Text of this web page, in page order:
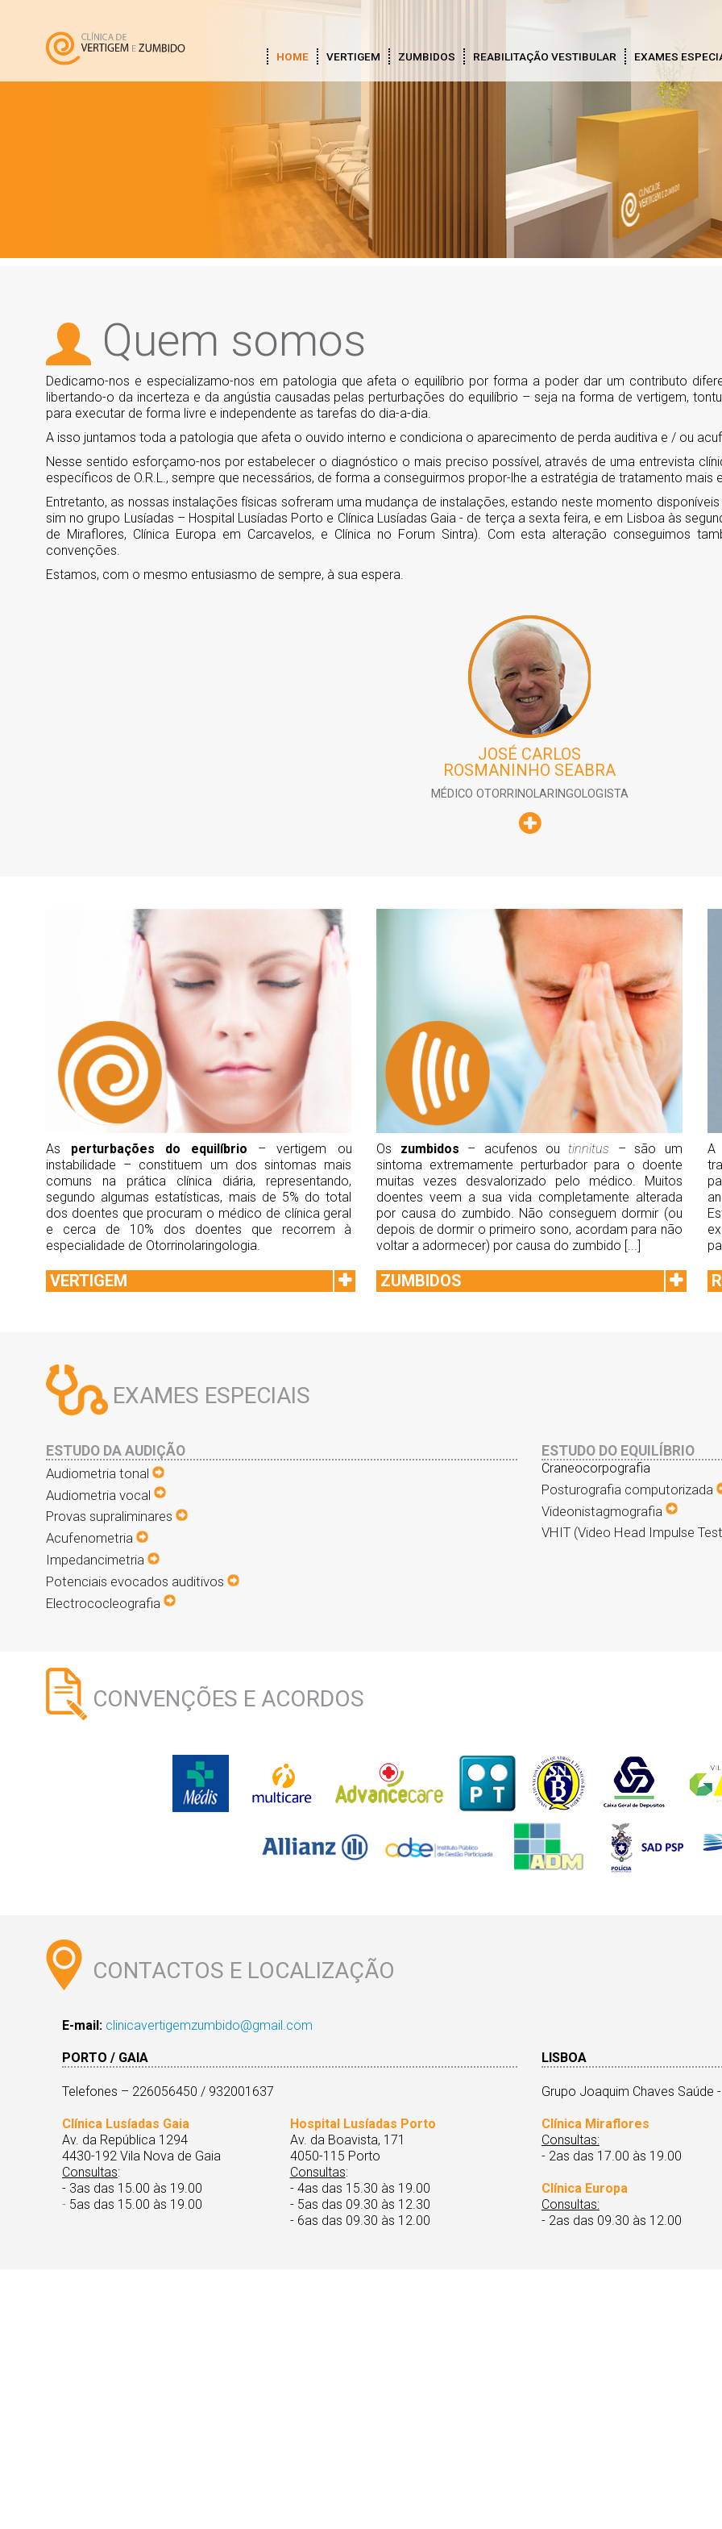
HOME VERTIGEM ZUMBIDOS REABILITAÇÃO VESTIBULAR EXAMES
Quem somos
Dedicamo-nos e especializamo-nos em patologia que afeta o equilíbrio por forma a poder dar um contributo
libertando-o da incerteza e da angústia causadas pelas perturbações do equilíbrio – seja na forma de vertigem,
para executar de forma livre e independente as tarefas do dia-a-dia.
A isso juntamos toda a patologia que afeta o ouvido interno e condiciona o aparecimento de perda auditiva e / ou
Nesse sentido esforçamo-nos por estabelecer o diagnóstico o mais preciso possível, através de uma entrevista
específicos de O.R.L., sempre que necessários, de forma a conseguirmos propor-lhe a estratégia de tratamento mais
Entretanto, as nossas instalações físicas sofreram uma mudança de instalações, estando neste momento
sim no grupo Lusíadas – Hospital Lusíadas Porto e Clínica Lusíadas Gaia - de terça a sexta feira, e em Lisboa às
de Miraflores, Clínica Europa em Carcavelos, e Clínica no Forum Sintra). Com esta alteração conseguimos
convenções.
Estamos, com o mesmo entusiasmo de sempre, à sua espera.
JOSÉ CARLOS
ROSMANINHO SEABRA
MÉDICO OTORRINOLARINGOLOGISTA
As perturbações do equilíbrio – vertigem ou
instabilidade – constituem um dos sintomas mais
comuns na prática clínica diária, representando,
segundo algumas estatísticas, mais de 5% do total
dos doentes que procuram o médico de clínica geral
e cerca de 10% dos doentes que recorrem à
especialidade de Otorrinolaringologia.
VERTIGEM
Os zumbidos – acufenos ou tinnitus – são um
sintoma extremamente perturbador para o doente
muitas vezes desvalorizado pelo médico. Muitos
doentes veem a sua vida completamente alterada
por causa do zumbido. Não conseguem dormir (ou
depois de dormir o primeiro sono, acordam para não
voltar a adormecer) por causa do zumbido [...]
ZUMBIDOS
EXAMES ESPECIAIS
ESTUDO DA AUDIÇÃO
Audiometria tonal
Audiometria vocal
Provas supraliminares
Acufenometria
Impedancimetria
Potenciais evocados auditivos
Electrococleografia
ESTUDO DO EQUILÍBRIO
Craneocorpografia
Posturografia computorizada
Videonistagmografia
VHIT (Video Head Impulse
CONVENÇÕES E ACORDOS
CONTACTOS E LOCALIZAÇÃO
E-mail: clinicavertigemzumbido@gmail.com
PORTO / GAIA
Telefones – 226056450 / 932001637
Clínica Lusíadas Gaia
Av. da República 1294
4430-192 Vila Nova de Gaia
Consultas:
- 3as das 15.00 às 19.00
- 5as das 15.00 às 19.00
Hospital Lusíadas Porto
Av. da Boavista, 171
4050-115 Porto
Consultas:
- 4as das 15.30 às 19.00
- 5as das 09.30 às 12.30
- 6as das 09.30 às 12.00
LISBOA
Grupo Joaquim Chaves
Clínica Miraflores
Consultas:
- 2as das 17.00 às 19.00
Clínica Europa
Consultas:
- 2as das 09.30 às 12.00